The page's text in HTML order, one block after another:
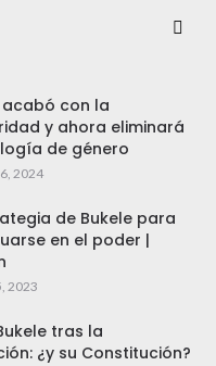
acabó con la
y ahora eliminará
de género
2024
de Bukele para
en el poder |
2023
tras la
¿y su Constitución?